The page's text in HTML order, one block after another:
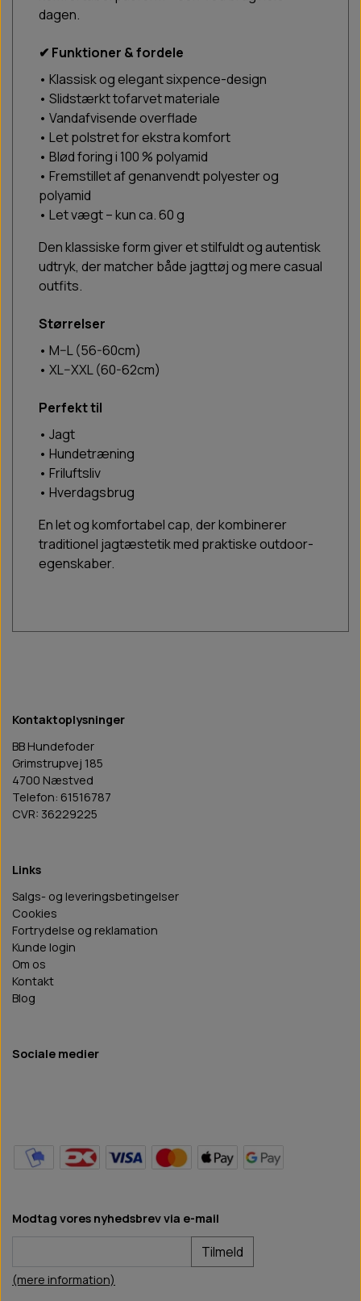
dagen.
✔ Funktioner & fordele
• Klassisk og elegant sixpence-design
• Slidstærkt tofarvet materiale
• Vandafvisende overflade
• Let polstret for ekstra komfort
• Blød foring i 100 % polyamid
• Fremstillet af genanvendt polyester og
polyamid
• Let vægt – kun ca. 60 g
Den klassiske form giver et stilfuldt og autentisk
udtryk, der matcher både jagttøj og mere casual
outfits.
Størrelser
• M–L (56-60cm)
• XL–XXL (60-62cm)
Perfekt til
• Jagt
• Hundetræning
• Friluftsliv
• Hverdagsbrug
En let og komfortabel cap, der kombinerer
traditionel jagtæstetik med praktiske outdoor-
egenskaber.
Kontaktoplysninger
BB Hundefoder
Grimstrupvej 185
4700 Næstved
Telefon: 61516787
CVR: 36229225
Links
Salgs- og leveringsbetingelser
Cookies
Fortrydelse og reklamation
Kunde login
Om os
Kontakt
Blog
Sociale medier
Modtag vores nyhedsbrev via e-mail
Tilmeld
(mere information)